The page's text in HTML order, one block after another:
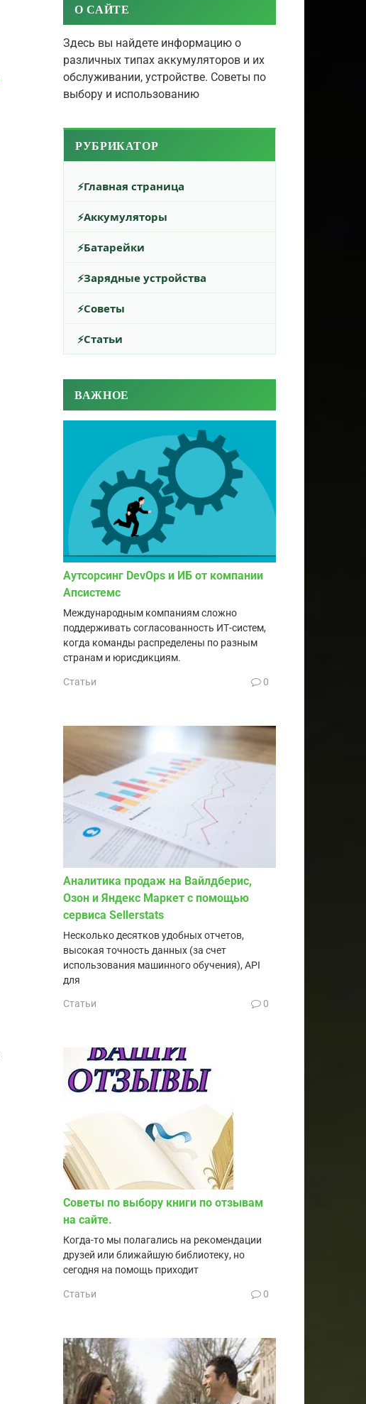
О САЙТЕ
Здесь вы найдете информацию о
различных типах аккумуляторов и их
обслуживании, устройстве. Советы по
выбору и использованию
РУБРИКАТОР
Главная страница
Аккумуляторы
Батарейки
Зарядные устройства
Советы
Статьи
ВАЖНОЕ
Аутсорсинг DevOps и ИБ от компании
Апсистемс
Международным компаниям сложно
поддерживать согласованность ИТ-систем,
когда команды распределены по разным
странам и юрисдикциям.
Статьи 0
Аналитика продаж на Вайлдберис,
Озон и Яндекс Маркет с помощью
сервиса Sellerstats
Несколько десятков удобных отчетов,
высокая точность данных (за счет
использования машинного обучения), API
для
Статьи 0
Советы по выбору книги по отзывам
на сайте.
Когда-то мы полагались на рекомендации
друзей или ближайшую библиотеку, но
сегодня на помощь приходит
Статьи 0